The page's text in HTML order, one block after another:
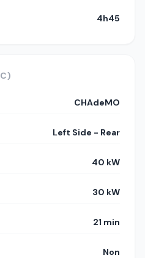
4h45
CHAdeMO
Left Side - Rear
40 kW
30 kW
21 min
Non